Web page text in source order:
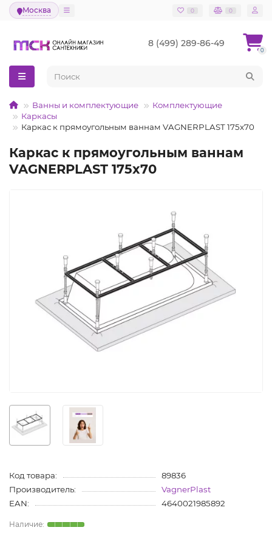
Москва 0 0
8 (499) 289-86-49
0
Ванны и комплектующие
Комплектующие
Каркасы
Каркас к прямоугольным ваннам VAGNERPLAST 175x70
Каркас к прямоугольным ваннам
VAGNERPLAST 175x70
Код товара:
89836
Производитель:
VagnerPlast
EAN:
4640021985892